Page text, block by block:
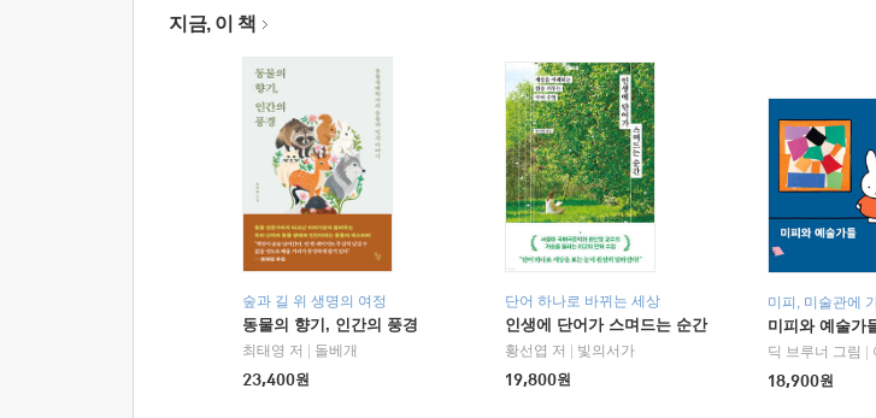
지금, 이 책
숲과 길 위 생명의 여정
동물의 향기, 인간의 풍경
최태영 저
돌베개
23,400원
단어 하나로 바뀌는 세상
인생에 단어가 스며드는 순간
황선엽 저
빛의서가
19,800원
미피, 미술관에
미피와 예술가
딕 브루너 그림
18,900원